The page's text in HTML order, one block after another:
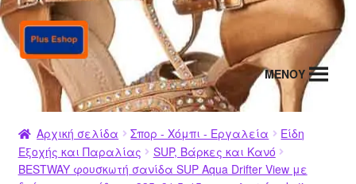
Απευθείας
μετάβαση
στην
πλοήγηση
Μετάβαση
σε
περιεχόμενο
MENΟΥ
Αρχική σελίδα Σπορ - Χόμπι - Εργαλεία
Είδη
Εξοχής και Παραλίας
SUP, Βάρκες και Κανό
BESTWAY φουσκωτή σανίδα SUP Aqua Drifter View με